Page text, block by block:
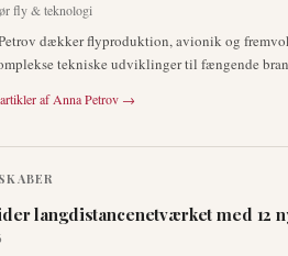
fly & teknologi
dækker flyproduktion, avionik og
tekniske udviklinger til fængende
af Anna Petrov →
langdistancenetværket med 12